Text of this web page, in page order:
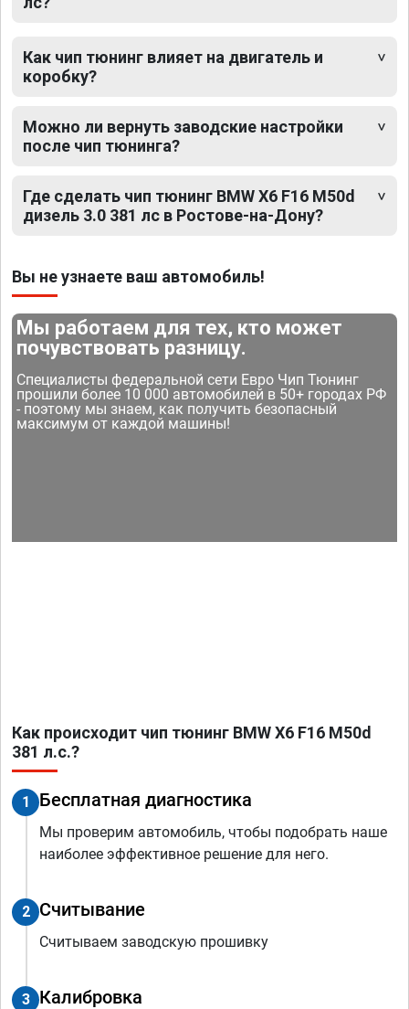
Как чип тюнинг влияет на двигатель и
коробку?
Можно ли вернуть заводские настройки
после чип тюнинга?
Где сделать чип тюнинг BMW X6 F16 M50d
дизель 3.0 381 лс в Ростове-на-Дону?
Вы не узнаете ваш автомобиль!
Мы работаем для тех, кто может
почувствовать разницу.
Специалисты федеральной сети Евро Чип Тюнинг
прошили более 10 000 автомобилей в 50+ городах РФ
- поэтому мы знаем, как получить безопасный
максимум от каждой машины!
Как происходит чип тюнинг BMW X6 F16 M50d
381 л.с.?
1 Бесплатная диагностика
Мы проверим автомобиль, чтобы подобрать наше
наиболее эффективное решение для него.
2 Считывание
Считываем заводскую прошивку
3 Калибровка